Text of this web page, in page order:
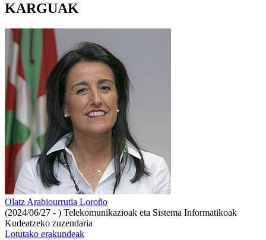
KARGUAK
Olatz Arabiourrutia Loroño
(2024/06/27 - ) Telekomunikazioak eta Sistema Informatikoak
Kudeatzeko zuzendaria
Lotutako erakundeak